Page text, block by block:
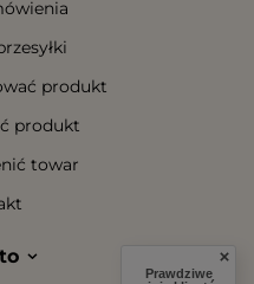
produkt
produkt
towar
Prawdziwe